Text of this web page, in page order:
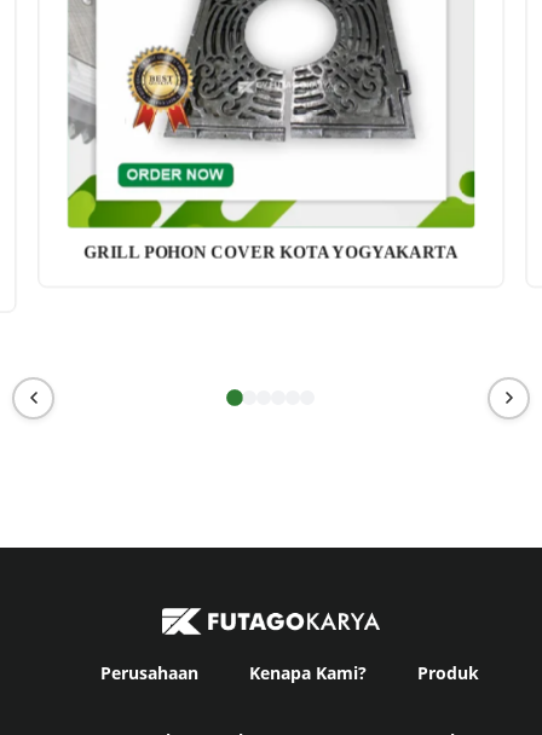
GRILL POHON COVER KOTA YOGYAKARTA
Perusahaan Kenapa Kami? Produk